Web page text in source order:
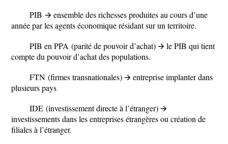
PIB 🡪 ensemble des richesses produites au cours d’une
année par les agents économique résidant sur un territoire.
PIB en PPA (parité de pouvoir d’achat) 🡪 le PIB qui tient
compte du pouvoir d’achat des populations.
FTN (firmes transnationales) 🡪 entreprise implanter dans
plusieurs pays
IDE (investissement directe à l’étranger) 🡪
investissements dans les entreprises étrangères ou création de
filiales à l’étranger.